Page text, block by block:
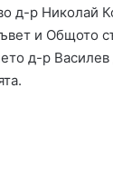
д-р Николай
и Общото
д-р Василев